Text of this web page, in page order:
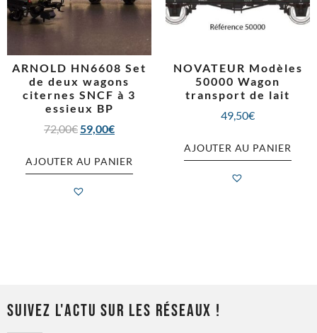
ARNOLD HN6608 Set
de deux wagons
citernes SNCF à 3
essieux BP
72,00€59,00€
AJOUTER AU PANIER
NOVATEUR Modèles
50000 Wagon
transport de lait
49,50€
AJOUTER AU PANIER
SUIVEZ L'ACTU SUR LES RÉSEAUX !